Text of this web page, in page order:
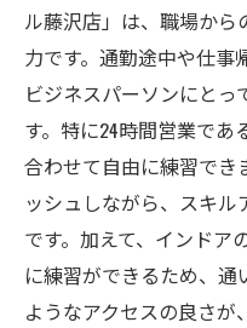
ル藤沢店」は、職場か
力です。通勤途中や仕事
ビジネスパーソンにとっ
す。特に24時間営業であ
合わせて自由に練習でき
ッシュしながら、スキ
です。加えて、インドア
に練習ができるため、通
ようなアクセスの良さ